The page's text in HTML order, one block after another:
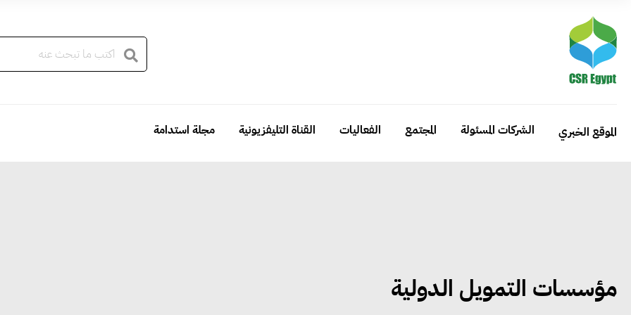
الموقع الخبري الشركات المسئولة المجتمع الفعاليات القناة التليفزيونية مجلة استدامة
مؤسسات التمويل الدولية